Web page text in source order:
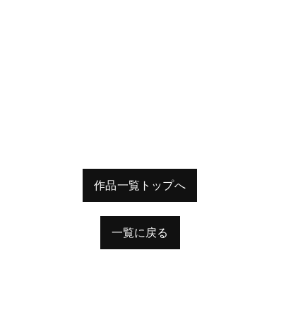
作品一覧トップへ
一覧に戻る